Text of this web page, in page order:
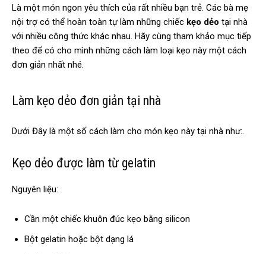
Là một món ngon yêu thích của rất nhiều bạn trẻ. Các bà mẹ
nội trợ có thể hoàn toàn tự làm những chiếc kẹo dẻo tại nhà
với nhiều công thức khác nhau. Hãy cùng tham khảo mục tiếp
theo để có cho mình những cách làm loại kẹo này một cách
đơn giản nhất nhé.
Làm kẹo dẻo đơn giản tại nhà
Dưới Đây là một số cách làm cho món kẹo này tại nhà như:.
Kẹo dẻo được làm từ gelatin
Nguyên liệu:
Cần một chiếc khuôn đúc kẹo bằng silicon
Bột gelatin hoặc bột dạng lá